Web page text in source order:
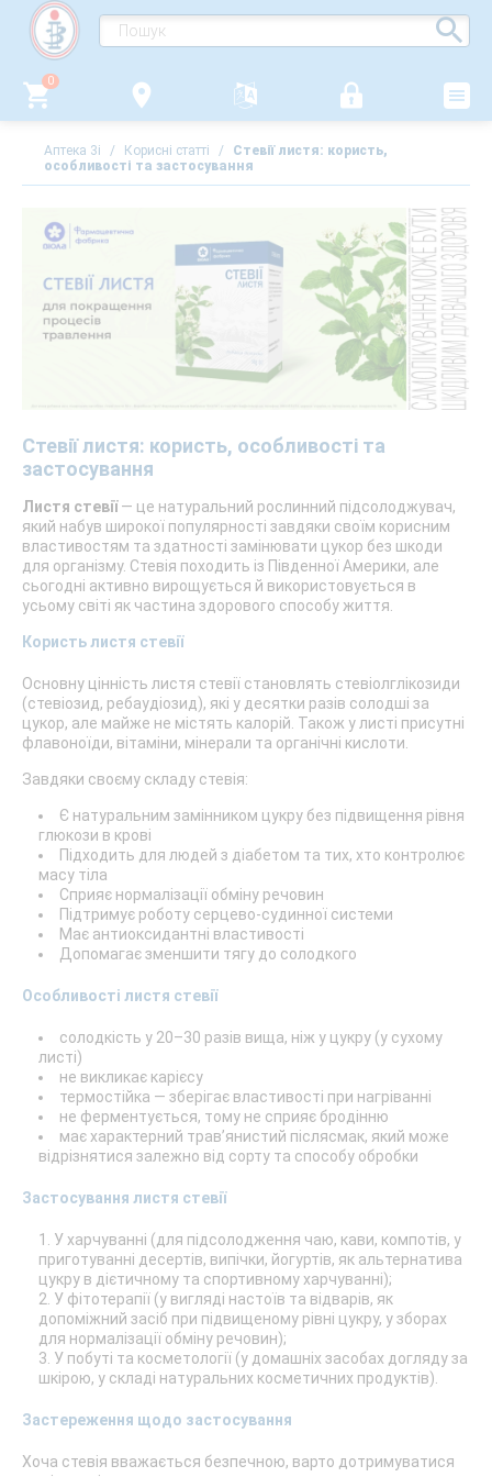
0
Аптека 3i / Корисні статті /
Стевії листя: користь,
особливості та застосування
Стевії листя: користь, особливості та
застосування
Листя стевії— це натуральний рослинний підсолоджувач,
який набув широкої популярності завдяки своїм корисним
властивостям та здатності замінювати цукор без шкоди
для організму. Стевія походить із Південної Америки, але
сьогодні активно вирощується й використовується в
усьому світі як частина здорового способу життя.
Користь листя стевії
Основну цінність листя стевії становлять стевіолглікозиди
(стевіозид, ребаудіозид), які у десятки разів солодші за
цукор, але майже не містять калорій. Також у листі присутні
флавоноїди, вітаміни, мінерали та органічні кислоти.
Завдяки своєму складу стевія:
Є натуральним замінником цукру без підвищення рівня
глюкози в крові
Підходить для людей з діабетом та тих, хто контролює
масу тіла
Сприяє нормалізації обміну речовин
Підтримує роботу серцево-судинної системи
Має антиоксидантні властивості
Допомагає зменшити тягу до солодкого
Особливості листя стевії
солодкість у 20–30 разів вища, ніж у цукру (у сухому
листі)
не викликає карієсу
термостійка — зберігає властивості при нагріванні
не ферментується, тому не сприяє бродінню
має характерний трав’янистий післясмак, який може
відрізнятися залежно від сорту та способу обробки
Застосування листя стевії
У харчуванні (для підсолодження чаю, кави, компотів, у
приготуванні десертів, випічки, йогуртів, як альтернатива
цукру в дієтичному та спортивному харчуванні);
У фітотерапії (у вигляді настоїв та відварів, як
допоміжний засіб при підвищеному рівні цукру, у зборах
для нормалізації обміну речовин);
У побуті та косметології (у домашніх засобах догляду за
шкірою, у складі натуральних косметичних продуктів).
Застереження щодо застосування
Хоча стевія вважається безпечною, варто дотримуватися